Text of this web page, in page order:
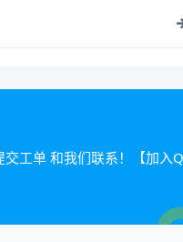
交工单 和我们联系！【加入